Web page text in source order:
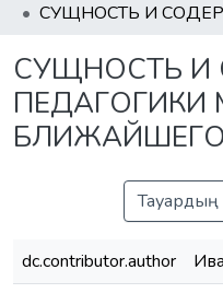
СУЩНОСТЬ И
ПЕДАГОГИКИ
Тауардың
dc.contributor.author